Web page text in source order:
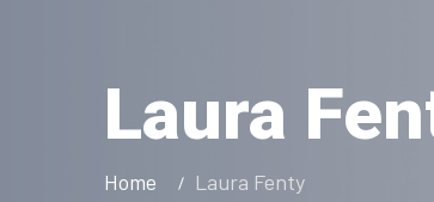
Laura
Home Laura Fenty